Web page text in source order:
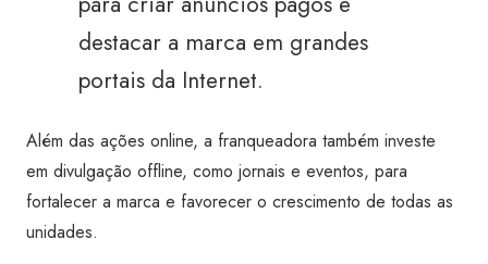
destacar a marca em grandes
portais da Internet.
Além das ações online, a franqueadora também investe
em divulgação offline, como jornais e eventos, para
fortalecer a marca e favorecer o crescimento de todas as
unidades.